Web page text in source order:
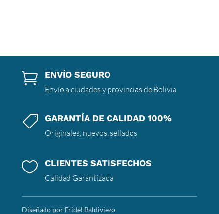
 ENVÍO SEGURO
Envío a ciudades y provincias de Bolivia
 GARANTÍA DE CALIDAD 100%
Originales, nuevos, sellados
 CLIENTES SATISFECHOS
Calidad Garantizada
Diseñado por Fridel Baldiviezo